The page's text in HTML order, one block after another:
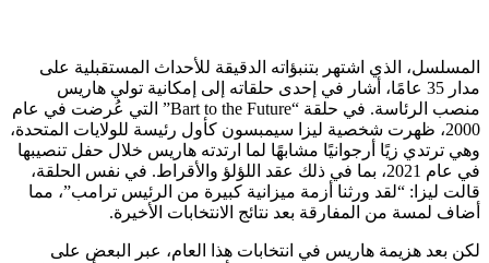
المسلسل، الذي اشتهر بتنبؤاته الدقيقة للأحداث المستقبلية على
مدار 35 عامًا، أشار في إحدى حلقاته إلى إمكانية تولي هاريس
منصب الرئاسة. في حلقة “Bart to the Future” التي عُرضت في عام
2000، ظهرت شخصية ليزا سيمبسون كأول رئيسة للولايات المتحدة،
وهي ترتدي زيًا أرجوانيًا مشابهًا لما ارتدته هاريس خلال حفل تنصيبها
في عام 2021، بما في ذلك عقد اللؤلؤ والأقراط. في نفس الحلقة،
قالت ليزا: “لقد ورثنا أزمة ميزانية كبيرة من الرئيس ترامب”، مما
أضاف لمسة من المفارقة بعد نتائج الانتخابات الأخيرة.
لكن بعد هزيمة هاريس في انتخابات هذا العام، عبر البعض على